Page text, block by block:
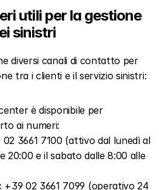
utili per la gestione
sinistri
diversi canali di contatto per
tra i clienti e il servizio sinistri:
è disponibile per
ai numeri:
02 3661 7100 (attivo dal lunedì al
20:00 e il sabato dalle 8:00 alle
+39 02 3661 7099 (operativo 24